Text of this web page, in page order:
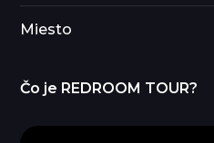
Miesto
Čo je REDROOM TOUR?